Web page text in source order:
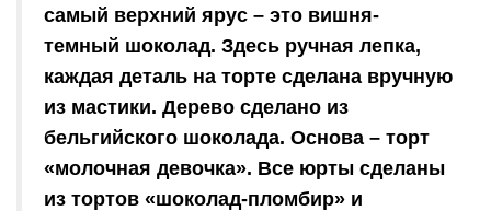
самый верхний ярус – это вишня-
темный шоколад. Здесь ручная лепка,
каждая деталь на торте сделана вручную
из мастики. Дерево сделано из
бельгийского шоколада. Основа – торт
«молочная девочка». Все юрты сделаны
из тортов «шоколад-пломбир» и